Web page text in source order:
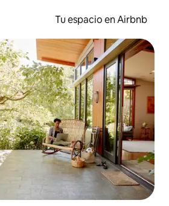
Tu espacio en Airbnb